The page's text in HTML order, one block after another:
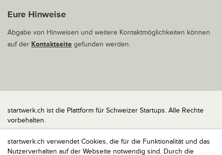
startwerk.ch verwendet Cookies, die für die Funktionalität und das
Nutzerverhalten auf der Webseite notwendig sind. Durch die
Eure Hinweise
Abgabe von Hinweisen und weitere Kontaktmöglichkeiten können
auf der Kontaktseite gefunden werden.
startwerk.ch ist die Plattform für Schweizer Startups. Alle Rechte
vorbehalten.
Impressum
Kontakt